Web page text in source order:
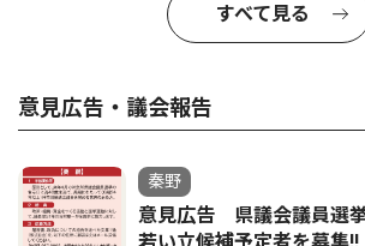
すべて見る
意見広告・議会報告
秦野
意見広告 県議会議員選
若い立候補予定者を募集